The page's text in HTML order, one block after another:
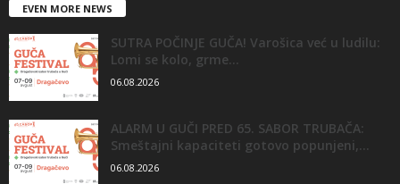
EVEN MORE NEWS
SUTRA POČINJE GUČA! Varošica već u ludilu:
Lomi se kolo, grme...
06.08.2026
ALARM U GUČI PRED 65. SABOR TRUBAČA:
Smeštajni kapaciteti gotovo popunjeni,...
06.08.2026